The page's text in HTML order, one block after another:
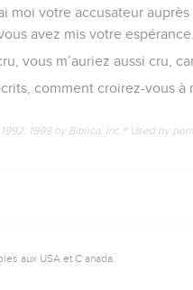
moi votre accusateur
avez mis votre espérance.
vous m’auriez aussi cru,
comment croirez-vous à
1999 by Biblica, Inc.® Used by
aux USA et C anada.